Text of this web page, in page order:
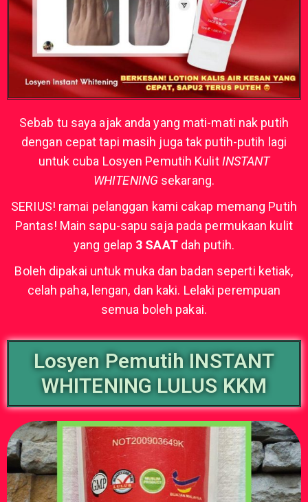
Sebab tu saya ajak anda yang mati-mati nak putih
dengan cepat tapi masih juga tak putih-putih lagi
untuk cuba Losyen Pemutih KulitINSTANT
WHITENINGsekarang.
SERIUS! ramai pelanggan kami cakap memang Putih
Pantas! Main sapu-sapu saja pada permukaan kulit
yang gelap 3 SAATdah putih.
Boleh dipakai untuk muka dan badan seperti ketiak,
celah paha, lengan, dan kaki. Lelaki perempuan
semua boleh pakai.
Losyen Pemutih INSTANT
WHITENING LULUS KKM